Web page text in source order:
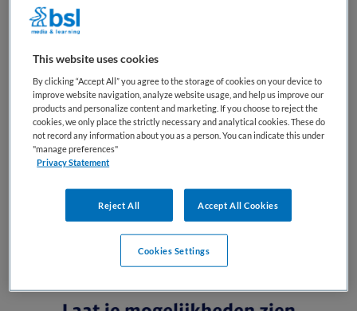
ERVARING
Senior
Vacature niet beschikbaar
Deze vacature Manager Revalidatie en Advies Het Loo Erf
Apeldoorn bij Koninklijke Visio is niet meer actueel.
Hieronder staan enkele vergelijkbare vacatures die voor u
wellicht interessant zijn.
This website uses cookies
By clicking “Accept All” you agree to the storage of cookies on your device to
improve website navigation, analyze website usage, and help us improve our
products and personalize content and marketing. If you choose to reject the
cookies, we only place the strictly necessary and analytical cookies. These do
not record any information about you as a person. You can indicate this under
"manage preferences"
Privacy Statement
Reject All Accept All Cookies
Cookies Settings